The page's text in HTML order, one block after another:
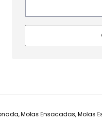
Molas Ensacadas, Molas